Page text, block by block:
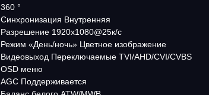
360 °
Синхронизация Внутренняя
Разрешение 1920x1080@25к/с
Режим «День/ночь» Цветное изображение
Видеовыход Переключаемые TVI/AHD/CVI/CVBS
OSD меню
AGC Поддерживается